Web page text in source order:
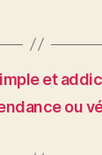
et
ou